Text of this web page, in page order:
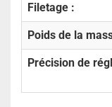
Filetage :
Poids de la
Précision de